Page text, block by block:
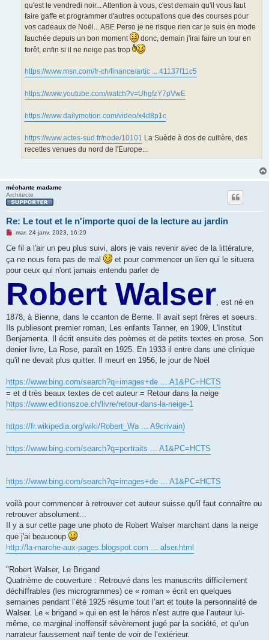
qu'est le vendredi noir... Attention à vous, c'est demain qu'il vous faut
faire gaffe et programmer d'autres occupations que des courses pour
vos cadeaux de Noël... ABE Perso je ne risque rien car je suis en mode
fauchée depuis un bon moment
donc, demain j'irai faire un tour en
forêt, enfin si il ne neige pas trop
https://www.msn.com/fr-ch/finance/artic ... 41137f11c5
https://www.youtube.com/watch?v=UhgfzY7pVwE
https://www.dailymotion.com/video/x4d8p1c
https://www.actes-sud.fr/node/10101 La Suède à dos de cuillère, des
recettes venues du nord de l'Europe...
méchante madame
Architecte
Re: Le tout et le n'importe quoi de la lecture au jardin
M
s
a
g
e
n
n
mar. 24 janv. 2023, 16:29
Ce fil a l'air un peu plus suivi, alors je vais revenir avec de la littérature,
ça ne nous fera pas de mal
et pour commencer un lien qui le situera
pour ceux qui n'ont jamais entendu parler de
Robert Walser, est né en
1878, à Bienne, dans le ccanton de Berne. Il avait sept frères et soeurs.
Ils publiesont premier roman, Les enfants Tanner, en 1909, L'Institut
Benjamenta. Il écrit ensuite des poèmes et de petits textes en prose. Son
denier livre, La Rose, paraît en 1925. En 1933 il entre dans une clinique
qu'il ne devait plus quitter. Il meurt en 1956, le jour de Noël
https://www.bing.com/search?q=images+de ... A1&PC=HCTS
= et d très beaux textes de cet auteur = Retour dans la neige
https://www.editionszoe.ch/livre/retour-dans-la-neige-1
https://fr.wikipedia.org/wiki/Robert_Wa ... A9crivain)
https://www.bing.com/search?q=portraits ... A1&PC=HCTS
https://www.bing.com/search?q=images+de ... A1&PC=HCTS
voilà pour commencer à retrouver cet auteur suisse qu'il faut connaître ou
retrouver absolument...
Il y a sur cette page une photo de Robert Walser marchant dans la neige
que j'ai beaucoup
http://la-marche-aux-pages.blogspot.com ... alser.html
"Robert Walser, Le Brigand
Quatrième de couverture : Retrouvé dans les manuscrits difficilement
déchiffrables (les microgrammes) ce « roman » écrit en quelques
semaines pendant l’été 1925 résume tout l’art et toute la personnalité de
Walser. Le « brigand » qui en est le héros n’est autre que l’auteur lui-
même, ce marginal inoffensif sévèrement jugé par la société, et qu’un
narrateur faussement naïf tente de voir de l’extérieur.